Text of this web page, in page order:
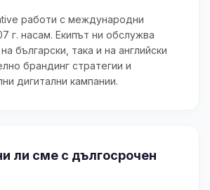
работи с международни
г. насам. Екипът ни обслужва
български, така и на английски
брандинг стратегии и
дигитални кампании.
ли сме с дългосрочен